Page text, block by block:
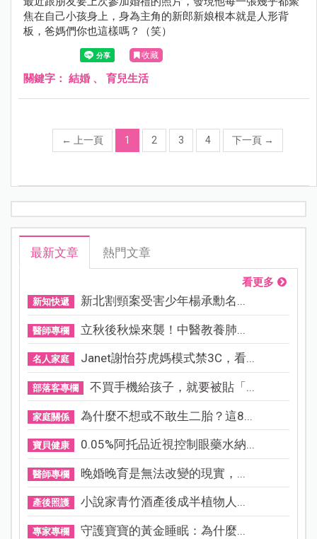
焦在自己小孩身上，身為主角的新郎新娘根本就是人形背
板，爸媽們你也這樣嗎？（笑）
收藏
關鍵字： 結婚 、 育兒生活
← 上一頁 1 2 3 4 下一頁 →
最新文章 熱門文章
看更多
新知快遞 新北割頸案受害少年楊承勳名...
醫師專欄 立秋後秋燥來襲！中醫教養肺...
名人家庭 Janet謝怡芬虎媽模式禁3C，看...
部落客專欄 不買手機給孩子，就要被貼「...
家庭關係 為什麼不想或不敢生二胎？這8...
寶貝健康 0.05%阿托品近視控制眼藥水納...
醫師專欄 晚婚晚育是無法改變的現實，...
產後照護 小說家青竹酒產後成半植物人...
專家專欄 守護寶寶的黃金睡眠：為什麼...